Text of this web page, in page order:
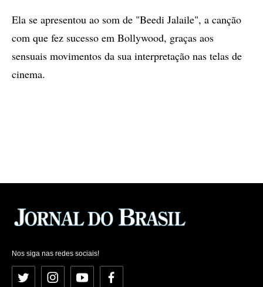
Ela se apresentou ao som de "Beedi Jalaile", a canção
com que fez sucesso em Bollywood, graças aos
sensuais movimentos da sua interpretação nas telas de
cinema.
Nos siga nas redes sociais!
Twitter InstagramYouTubeFacebook